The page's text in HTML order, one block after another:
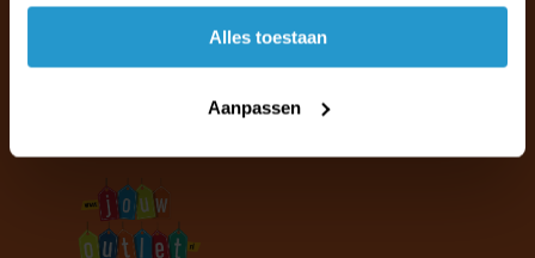
accepteren.
Alles toestaan
Aanpassen